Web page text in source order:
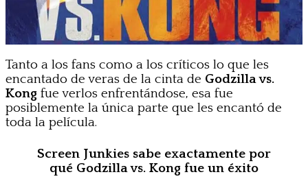
Tanto a los fans como a los críticos lo que les
encantado de veras de la cinta de Godzilla vs.
Kong fue verlos enfrentándose, esa fue
posiblemente la única parte que les encantó de
toda la película.
Screen Junkies sabe exactamente por
qué Godzilla vs. Kong fue un éxito